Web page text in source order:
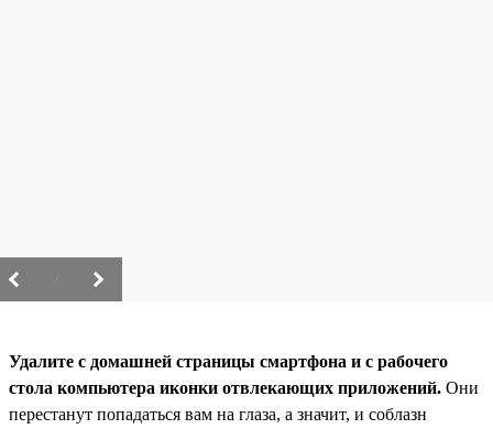
Удалите с домашней страницы смартфона и с рабочего
стола компьютера иконки отвлекающих приложений. Они
перестанут попадаться вам на глаза, а значит, и соблазн